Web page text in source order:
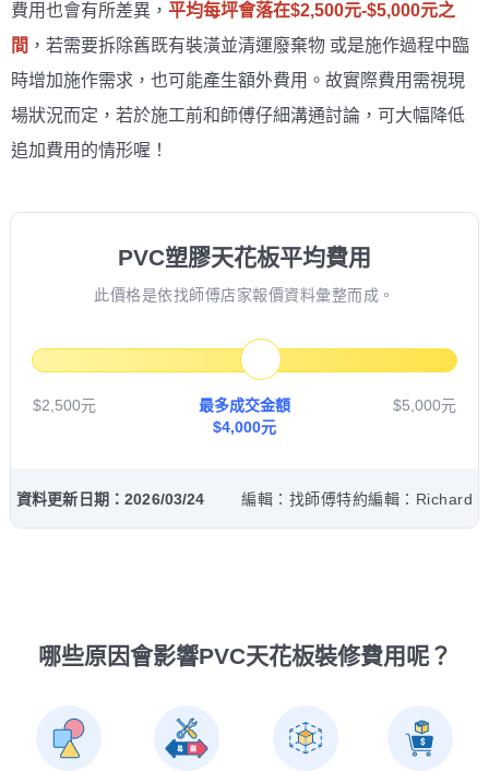
費用也會有所差異， 平均每坪會落在$2,500元-$5,000元之
間 ，若需要拆除舊既有裝潢並清運廢棄物 或是施作過程中臨
時增加施作需求，也可能產生額外費用。故實際費用需視現
場狀況而定，若於施工前和師傅仔細溝通討論，可大幅降低
追加費用的情形喔！
PVC塑膠天花板平均費用
此價格是依找師傅店家報價資料彙整而成。
$2,500元
最多成交金額
$4,000元
$5,000元
資料更新日期：2026/03/24 編輯：找師傅特約編輯：Richard
哪些原因會影響PVC天花板裝修費用呢？